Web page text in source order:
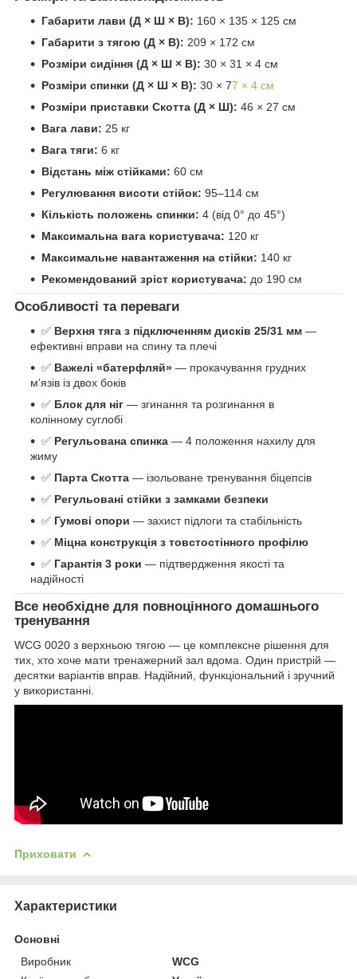
Габарити лави (Д × Ш × В): 160 × 135 × 125 см
Габарити з тягою (Д × В): 209 × 172 см
Розміри сидіння (Д × Ш × В): 30 × 31 × 4 см
Розміри спинки (Д × Ш × В): 30 × 77 × 4 см
Розміри приставки Скотта (Д × Ш): 46 × 27 см
Вага лави: 25 кг
Вага тяги: 6 кг
Відстань між стійками: 60 см
Регулювання висоти стійок: 95–114 см
Кількість положень спинки: 4 (від 0° до 45°)
Максимальна вага користувача: 120 кг
Максимальне навантаження на стійки: 140 кг
Рекомендований зріст користувача: до 190 см
Особливості та переваги
✅ Верхня тяга з підключенням дисків 25/31 мм —
ефективні вправи на спину та плечі
✅ Важелі «батерфляй» — прокачування грудних
м’язів із двох боків
✅ Блок для ніг — згинання та розгинання в
колінному суглобі
✅ Регульована спинка — 4 положення нахилу для
жиму
✅ Парта Скотта — ізольоване тренування біцепсів
✅ Регульовані стійки з замками безпеки
✅ Гумові опори — захист підлоги та стабільність
✅ Міцна конструкція з товстостінного профілю
✅ Гарантія 3 роки — підтвердження якості та
надійності
Все необхідне для повноцінного домашнього
тренування
WCG 0020 з верхньою тягою — це комплексне рішення для
тих, хто хоче мати тренажерний зал вдома. Один пристрій —
десятки варіантів вправ. Надійний, функціональний і зручний
у використанні.
Приховати
Характеристики
Основні
Виробник
WCG